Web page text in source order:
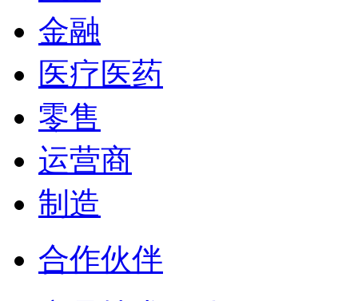
金融
医疗医药
零售
运营商
制造
合作伙伴